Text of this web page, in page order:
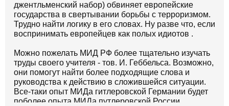
джентльменский набор) обвиняет европейские
государства в свертывании борьбы с терроризмом.
Трудно найти логику в его словах. Ну разве что, если
воспринимать европейцев как полых идиотов .
Можно пожелать МИД РФ более тщательно изучать
труды своего учителя - тов. И. Геббельса. Возможно,
они помогут найти более подходящие слова и
руководства к действию в сложившейся ситуации.
Все-таки опыт МИДа гитлеровской Германии будет
поболее опыта МИДа путлеровской России.